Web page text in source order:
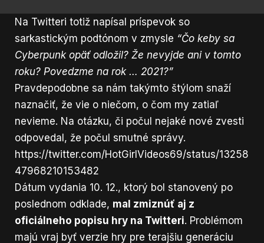
Na Twitteri totiž napísal príspevok so
sarkastickým podtónom v zmysle “Čo keby sa
Cyberpunk opäť odložil? Že nevyjde ani v tomto
roku? Povedzme na rok … 2021?”
Pravdepodobne sa nám takýmto štýlom snaží
naznačiť, že vie o niečom, o čom my zatiaľ
nevieme. Na otázku, či počul nejaké nové zvesti
odpovedal, že počul smutné správy.
https://twitter.com/HotGirlVideos69/status/13258
47968210153482
Dátum vydania 10. 12., ktorý bol stanovený po
poslednom odklade, mal zmiznúť aj z
oficiálneho popisu hry na Twitteri. Problémom
majú vraj byť verzie hry pre terajšiu generáciu